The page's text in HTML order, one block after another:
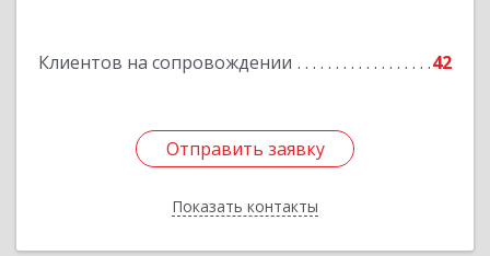
Клиентов на сопровождении 42
Отправить заявку
Показать контакты
Отправить заявку
Назад